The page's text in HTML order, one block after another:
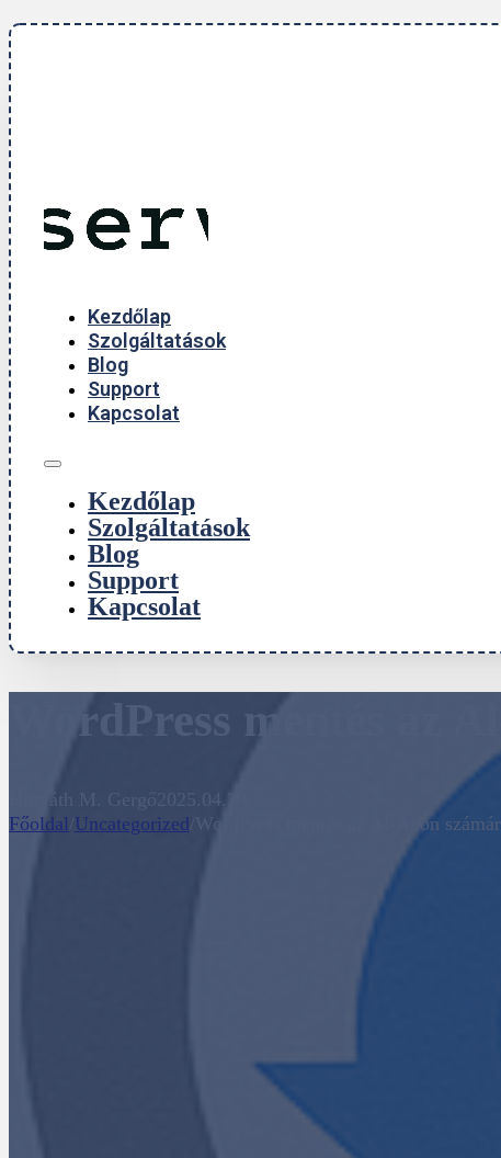
Kezdőlap
Szolgáltatások
Blog
Support
Kapcsolat
Kezdőlap
Szolgáltatások
Blog
Support
Kapcsolat
WordPress mentés az
2025.04.29.
Főoldal Uncategorized WordPress mentés az Al-Anon